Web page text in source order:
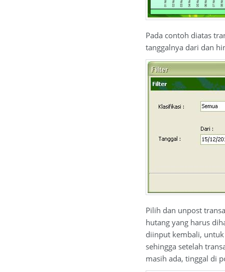
Pada contoh diatas
tanggalnya dari dan
Pilih dan unpost
hutang yang harus
diinput kembali,
sehingga setelah
masih ada, tinggal di